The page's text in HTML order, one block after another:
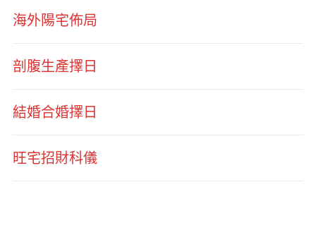
海外陽宅佈局
剖腹生產擇日
結婚合婚擇日
旺宅招財科儀